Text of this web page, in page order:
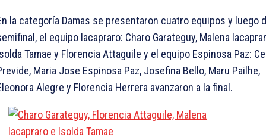
la categoría Damas se presentaron cuatro equipos y luego
el equipo Iacapraro: Charo Garateguy, Malena
Tamae y Florencia Attaguile y el equipo Espinosa Paz:
Maria Jose Espinosa Paz, Josefina Bello, Maru Pailhe,
Alegre y Florencia Herrera avanzaron a la final.